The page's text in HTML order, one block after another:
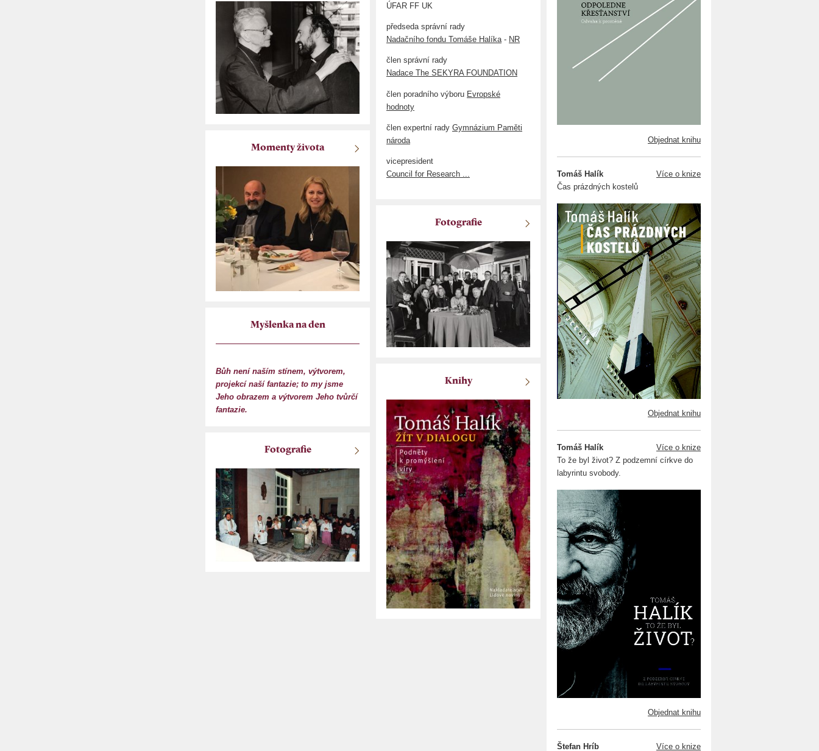
Objednat knihu
Tomáš Halík
Více o knize
Čas prázdných kostelů
Objednat knihu
Tomáš Halík
Více o knize
To že byl život? Z podzemní církve do
labyrintu svobody.
Objednat knihu
Štefan Hríb Více o knize
ÚFAR FF UK
předseda správní rady
Nadačního fondu Tomáše Halíka - NR
člen správní rady
Nadace The SEKYRA FOUNDATION
člen poradního výboru Evropské
hodnoty
člen expertní rady Gymnázium Paměti
národa
vicepresident
Council for Research ...
Momenty života
Fotografie
Myšlenka na den
Bůh není naším stínem, výtvorem,
projekcí naší fantazie; to my jsme
Jeho obrazem a výtvorem Jeho tvůrčí
fantazie.
Knihy
Fotografie